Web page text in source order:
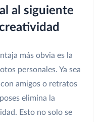
al siguiente
más obvia es la
personales. Ya sea
amigos o retratos
elimina la
Esto no solo se